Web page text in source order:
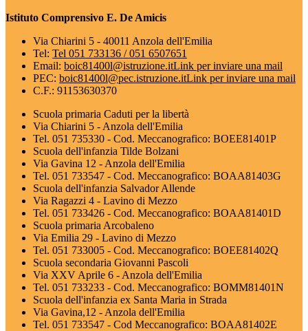
Istituto Comprensivo E. De Amicis
Via Chiarini 5 - 40011 Anzola dell'Emilia
Tel: Tel 051 733136 / 051 6507651
Email: boic81400l@istruzione.itLink per inviare una mail
PEC: boic81400l@pec.istruzione.itLink per inviare una mail
C.F.: 91153630370
Scuola primaria Caduti per la libertà
Via Chiarini 5 - Anzola dell'Emilia
Tel. 051 735330 - Cod. Meccanografico: BOEE81401P
Scuola dell'infanzia Tilde Bolzani
Via Gavina 12 - Anzola dell'Emilia
Tel. 051 733547 - Cod. Meccanografico: BOAA81403G
Scuola dell'infanzia Salvador Allende
Via Ragazzi 4 - Lavino di Mezzo
Tel. 051 733426 - Cod. Meccanografico: BOAA81401D
Scuola primaria Arcobaleno
Via Emilia 29 - Lavino di Mezzo
Tel. 051 733005 - Cod. Meccanografico: BOEE81402Q
Scuola secondaria Giovanni Pascoli
Via XXV Aprile 6 - Anzola dell'Emilia
Tel. 051 733233 - Cod. Meccanografico: BOMM81401N
Scuola dell'infanzia ex Santa Maria in Strada
Via Gavina,12 - Anzola dell'Emilia
Tel. 051 733547 - Cod Meccanografico: BOAA81402E